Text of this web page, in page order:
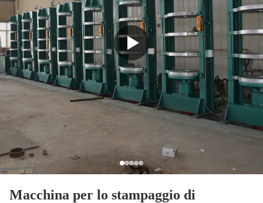
Macchina per lo stampaggio di